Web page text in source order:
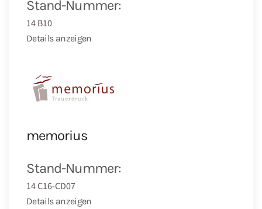
Stand-Nummer:
14 B10
Details anzeigen
memorius
Stand-Nummer:
14 C16-CD07
Details anzeigen